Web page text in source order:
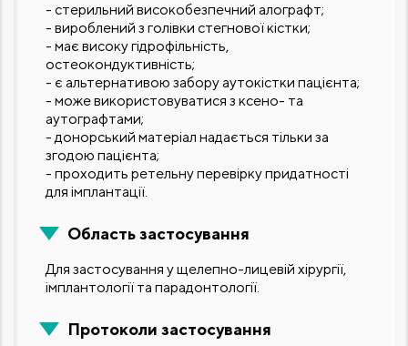
- стерильний високобезпечний алографт;
- вироблений з голівки стегнової кістки;
- має високу гідрофільність,
остеокондуктивність;
- є альтернативою забору аутокістки пацієнта;
- може використовуватися з ксено- та
аутографтами;
- донорський матеріал надається тільки за
згодою пацієнта;
- проходить ретельну перевірку придатності
для імплантації.
Область застосування
Для застосування у щелепно-лицевій хірургії,
імплантології та парадонтології.
Протоколи застосування